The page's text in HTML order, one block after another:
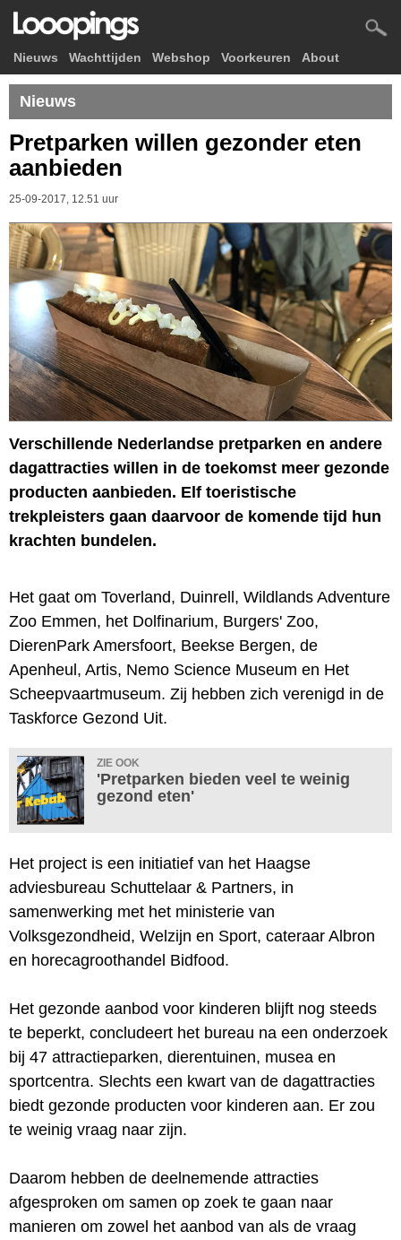
Nieuws Wachttijden Webshop Voorkeuren About
Nieuws
Pretparken willen gezonder eten
aanbieden
25-09-2017, 12.51 uur
Verschillende Nederlandse pretparken en andere
dagattracties willen in de toekomst meer gezonde
producten aanbieden. Elf toeristische
trekpleisters gaan daarvoor de komende tijd hun
krachten bundelen.
Het gaat om Toverland, Duinrell, Wildlands Adventure
Zoo Emmen, het Dolfinarium, Burgers' Zoo,
DierenPark Amersfoort, Beekse Bergen, de
Apenheul, Artis, Nemo Science Museum en Het
Scheepvaartmuseum. Zij hebben zich verenigd in de
Taskforce Gezond Uit.
ZIE OOK
'Pretparken bieden veel te weinig
gezond eten'
Het project is een initiatief van het Haagse
adviesbureau Schuttelaar & Partners, in
samenwerking met het ministerie van
Volksgezondheid, Welzijn en Sport, cateraar Albron
en horecagroothandel Bidfood.
Het gezonde aanbod voor kinderen blijft nog steeds
te beperkt, concludeert het bureau na een onderzoek
bij 47 attractieparken, dierentuinen, musea en
sportcentra. Slechts een kwart van de dagattracties
biedt gezonde producten voor kinderen aan. Er zou
te weinig vraag naar zijn.
Daarom hebben de deelnemende attracties
afgesproken om samen op zoek te gaan naar
manieren om zowel het aanbod van als de vraag